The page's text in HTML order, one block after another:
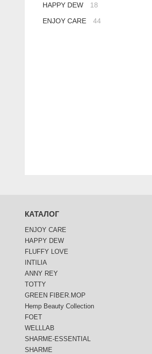
Green Minds
HAPPY DEW
18
ENJOY CARE
44
КАТАЛОГ
ENJOY CARE
HAPPY DEW
FLUFFY LOVE
INTILIA
ANNY REY
TOTTY
GREEN FIBER.MOP
Hemp Beauty Collection
FOET
WELLLAB
SHARME-ESSENTIAL
SHARME